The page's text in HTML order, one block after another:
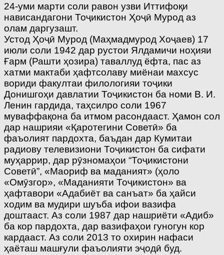
24-уми марти соли равон узви Иттифоқи
нависандагони Тоҷикистон Ҳоҷӣ Мурод аз
олам даргузашт.
Устод Ҳоҷӣ Мурод (Маҳмадмурод Хоҷаев) 17
июли соли 1942 дар рустои Ялдамичи ноҳияи
Ғарм (Рашти ҳозира) таваллуд ёфта, пас аз
хатми мактаби ҳафтсолаву миёнаи махсус
вориди факултаи филологияи тоҷики
Донишгоҳи давлатии Тоҷикистон ба номи В. И.
Ленин гардида, таҳсилро соли 1967
муваффақона ба итмом расондааст. Ҳамон сол
дар нашрияи «Қаротегини Советӣ» ба
фаъолият пардохта, баъдан дар Кумитаи
радиову телевизиони Тоҷикистон ба сифати
муҳаррир, дар рӯзномаҳои “Тоҷикистони
Советӣ”, «Маориф ва маданият» (ҳоло
«Омӯзгор», «Маданияти Тоҷикистон» ва
ҳафтавори «Адабиёт ва санъат» ба ҳайси
ходим ва мудири шуъба ифои вазифа
доштааст. Аз соли 1987 дар нашриёти «Адиб»
ба кор пардохта, дар вазифаҳои гуногун кор
кардааст. Аз соли 2013 то охирин нафаси
ҳаёташ машғули фаъолияти эҷодӣ буд.